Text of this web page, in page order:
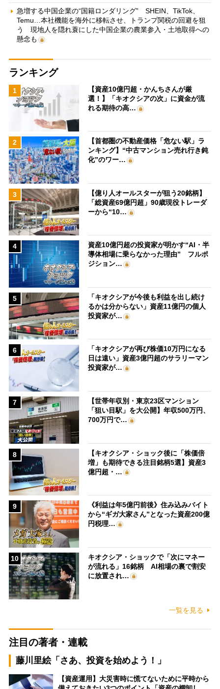
急増する中国企業の“国籍ロンダリング” SHEIN、TikTok、
Temu…本社機能を海外に移転させ、トランプ関税の回避を狙
う 現地人を隠れ蓑にした中国企業の農業参入・土地取得への
懸念も
ランキング
1
【資産10億円超・かんちさんが厳
選！】「キオクシアの次」に資金が流
れる期待の高…
2
【首都圏の不動産価格「危ない駅」ラ
ンキング】“中古マンション売れ行き鈍
化”のワー…
3
【億り人オールスターが狙う20銘柄】
「総資産69億円超」90歳現役トレーダ
ーから“10…
4
資産10億円超の投資家が明かす“AI・半
導体相場に乗らなかった理由” フルポ
ジション…
5
「キオクシアが今後も利益を出し続け
るかは分からない」資産11億円の個人
投資家が…
6
「キオクシアが再び株価10万円になる
日は遠い」資産3億円超のサラリーマン
投資家が…
7
【世帯年収別・東京23区マンション
「狙い目駅」を大公開】年収500万円、
700万円で…
8
【キオクシア・ショック後に「株価倍
増」も期待できる注目銘柄5選】資産3
億円超・…
9
《利益は年5億円前後》住み込みバイト
から“ギガ大家さん”となった資産200億
円税理…
10
キオクシア・ショックで「次にマネー
が流れる」16銘柄 AI相場の裏で割安
に放置され…
一覧を見る
注目の著者・連載
藤川里絵「さあ、投資を始めよう！」
【資産運用】大災害時に慌てないために平時から